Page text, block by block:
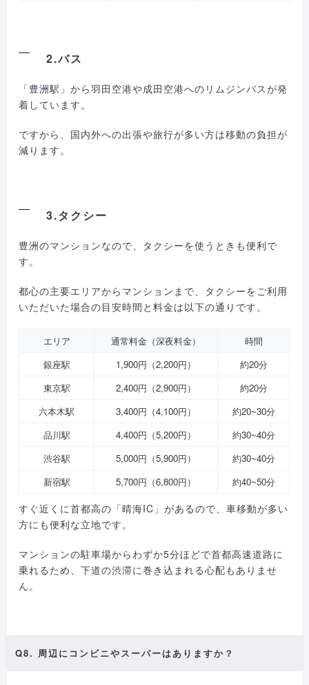
2.バス
「豊洲駅」から羽田空港や成田空港へのリムジンバスが発
着しています。
ですから、国内外への出張や旅行が多い方は移動の負担が
減ります。
3.タクシー
豊洲のマンションなので、タクシーを使うときも便利で
す。
都心の主要エリアからマンションまで、タクシーをご利用
いただいた場合の目安時間と料金は以下の通りです。
エリア 通常料金（深夜料金）
時間
銀座駅
1,900円（2,200円）
約20分
東京駅
2,400円（2,900円）
約20分
六本木駅
3,400円（4,100円）
約20~30分
品川駅
4,400円（5,200円）
約30~40分
渋谷駅
5,000円（5,900円）
約30~40分
新宿駅
5,700円（6,800円） 約40~50分
すぐ近くに首都高の「晴海IC」があるので、車移動が多い
方にも便利な立地です。
マンションの駐車場からわずか5分ほどで首都高速道路に
乗れるため、下道の渋滞に巻き込まれる心配もありませ
ん。
Q8. 周辺にコンビニやスーパーはありますか？